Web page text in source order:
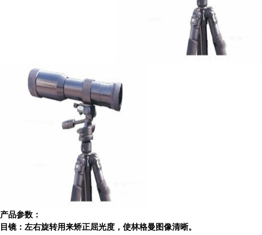
产品参数：
目镜：左右旋转用来矫正屈光度，使林格曼图像清晰。